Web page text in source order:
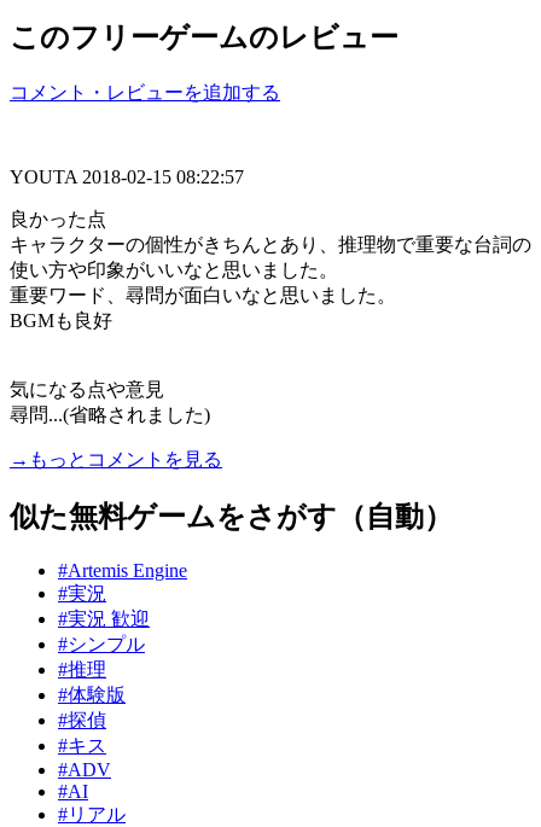
このフリーゲームのレビュー
コメント・レビューを追加する
YOUTA 2018-02-15 08:22:57
良かった点
キャラクターの個性がきちんとあり、推理物で重要な台詞の
使い方や印象がいいなと思いました。
重要ワード、尋問が面白いなと思いました。
BGMも良好
気になる点や意見
尋問...(省略されました)
→もっとコメントを見る
似た無料ゲームをさがす（自動）
#Artemis Engine
#実況
#実況 歓迎
#シンプル
#推理
#体験版
#探偵
#キス
#ADV
#AI
#リアル